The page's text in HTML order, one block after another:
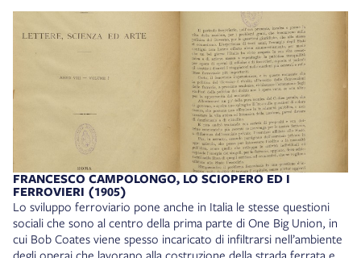
riferimento per gli ingegneri del nostro paese. Pietro Lanino,
Osservazioni e considerazioni sulle ferrovie degli Stati Uniti,
Roma, Collegio nazionale degli ingegneri ferroviari italiani, 1931.
FRANCESCO CAMPOLONGO, LO SCIOPERO ED I
FERROVIERI (1905)
Lo sviluppo ferroviario pone anche in Italia le stesse questioni
sociali che sono al centro della prima parte di One Big Union, in
cui Bob Coates viene spesso incaricato di infiltrarsi nell’ambiente